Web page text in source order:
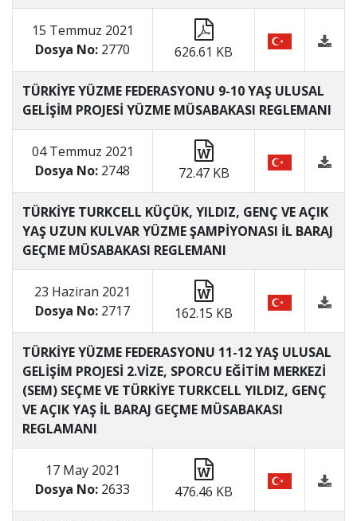
15 Temmuz 2021
Dosya No: 2770 626.61 KB
TÜRKİYE YÜZME FEDERASYONU 9-10 YAŞ ULUSAL
GELİŞİM PROJESİ YÜZME MÜSABAKASI REGLEMANI
04 Temmuz 2021
Dosya No: 2748 72.47 KB
TÜRKİYE TURKCELL KÜÇÜK, YILDIZ, GENÇ VE AÇIK
YAŞ UZUN KULVAR YÜZME ŞAMPİYONASI İL BARAJ
GEÇME MÜSABAKASI REGLEMANI
23 Haziran 2021
Dosya No: 2717 162.15 KB
TÜRKİYE YÜZME FEDERASYONU 11-12 YAŞ ULUSAL
GELİŞİM PROJESİ 2.VİZE, SPORCU EĞİTİM MERKEZİ
(SEM) SEÇME VE TÜRKİYE TURKCELL YILDIZ, GENÇ
VE AÇIK YAŞ İL BARAJ GEÇME MÜSABAKASI
REGLAMANI
17 May 2021
Dosya No: 2633 476.46 KB